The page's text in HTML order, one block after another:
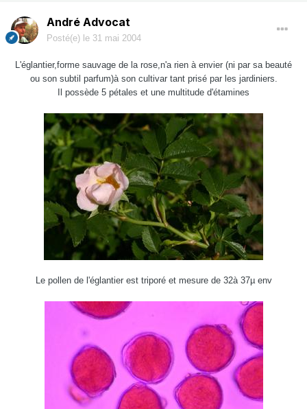
André Advocat
Posté(e) le 31 mai 2004
L'églantier,forme sauvage de la rose,n'a rien à envier (ni par sa beauté
ou son subtil parfum)à son cultivar tant prisé par les jardiniers.
Il possède 5 pétales et une multitude d'étamines
Le pollen de l'églantier est triporé et mesure de 32à 37µ env